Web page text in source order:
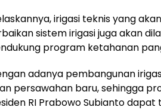
irigasi teknis yang
sistem irigasi juga akan
program ketahanan
adanya pembangunan
persawahan baru, sehingga
RI Prabowo Subianto dapat